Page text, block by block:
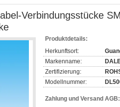
Verbindungsstücke
Produktdetails:
Herkunftsort:
Markenname:
Zertifizierung:
Modellnummer:
Zahlung und Versand AGB: